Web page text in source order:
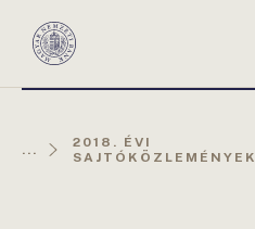
Magyar
...
2018. ÉVI
SAJTÓKÖZLEMÉNYEK